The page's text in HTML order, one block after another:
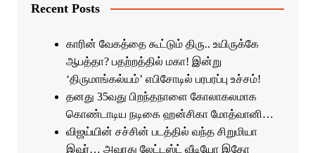
Recent Posts
காரின் வேகத்தை கூட்டும் திரு.. உயிருக்கே
ஆபத்தா? பதற்றத்தில் மகா! இன்று
‘திருமாங்கல்யம்’ எபிசோடில் பரபரப்பு உச்சம்!
தனது 35வது பிறந்தநாளை கோலாகலமாக
கொண்டாடிய நடிகை ஹன்சிகா மோத்வானி…
விஜய்யின் சச்சின் படத்தில் வந்த சிறுமியா
இவர்… அவரது லேட்டஸ்ட் வீடியோ இதோ